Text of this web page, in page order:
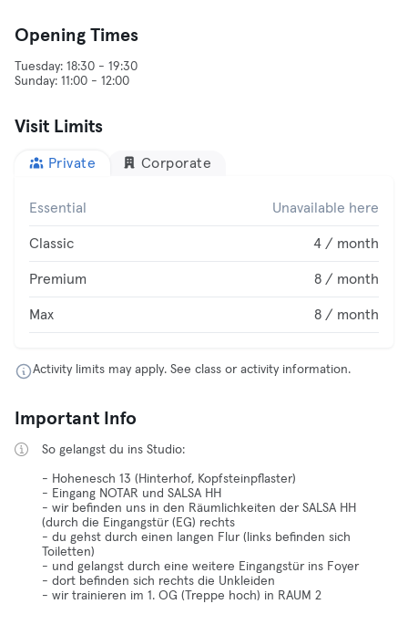
Opening Times
Tuesday: 18:30 - 19:30
Visit Limits
Private Corporate
Essential Unavailable here
Classic 4 / month
Premium 8 / month
Max 8 / month
Activity limits may apply. See class or activity information.
Important Info
So gelangst du ins Studio:
- Hohenesch 13 (Hinterhof, Kopfsteinpflaster)
- Eingang NOTAR und SALSA HH
- wir befinden uns in den Räumlichkeiten der SALSA HH
(durch die Eingangstür (EG) rechts
- du gehst durch einen langen Flur (links befinden sich
Toiletten)
- und gelangst durch eine weitere Eingangstür ins Foyer
- dort befinden sich rechts die Unkleiden
- wir trainieren im 1. OG (Treppe hoch) in RAUM 2